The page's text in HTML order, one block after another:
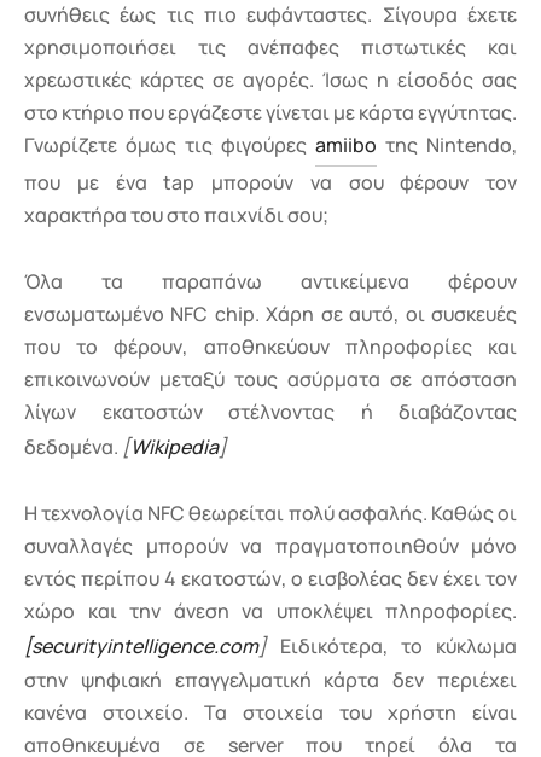
συνήθεις έως τις πιο ευφάνταστες. Σίγουρα έχετε
χρησιμοποιήσει τις ανέπαφες πιστωτικές και
χρεωστικές κάρτες σε αγορές. Ίσως η είσοδός σας
στο κτήριο που εργάζεστε γίνεται με κάρτα εγγύτητας.
Γνωρίζετε όμως τις φιγούρες amiibo της Nintendo,
που με ένα tap μπορούν να σου φέρουν τον
χαρακτήρα του στο παιχνίδι σου;
Όλα τα παραπάνω αντικείμενα φέρουν
ενσωματωμένο NFC chip. Χάρη σε αυτό, οι συσκευές
που το φέρουν, αποθηκεύουν πληροφορίες και
επικοινωνούν μεταξύ τους ασύρματα σε απόσταση
λίγων εκατοστών στέλνοντας ή διαβάζοντας
δεδομένα. [Wikipedia]
Η τεχνολογία NFC θεωρείται πολύ ασφαλής. Καθώς οι
συναλλαγές μπορούν να πραγματοποιηθούν μόνο
εντός περίπου 4 εκατοστών, ο εισβολέας δεν έχει τον
χώρο και την άνεση να υποκλέψει πληροφορίες.
[securityintelligence.com]Ειδικότερα, το κύκλωμα
στην ψηφιακή επαγγελματική κάρτα δεν περιέχει
κανένα στοιχείο. Τα στοιχεία του χρήστη είναι
αποθηκευμένα σε server που τηρεί όλα τα